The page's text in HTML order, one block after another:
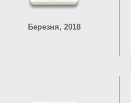
Березня, 2018